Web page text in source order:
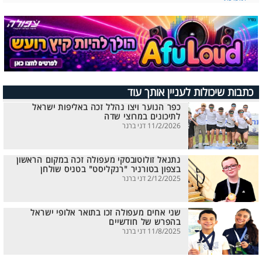
כתבות שיכולות לעניין אותך עוד
כפר הנוער ויצו נהלל זכה באליפות ישראל
לתיכונים במרוצי שדה
11/2/2026 דני ברנר
נתנאל זולוטובסקי מעפולה זכה במקום הראשון
בצפון בטורניר "רנקליסט" בטניס שולחן
2/12/2025 דני ברנר
שני אחים מעפולה זכו בתואר אלופי ישראל
בהפרש של חודשיים
11/8/2025 דני ברנר